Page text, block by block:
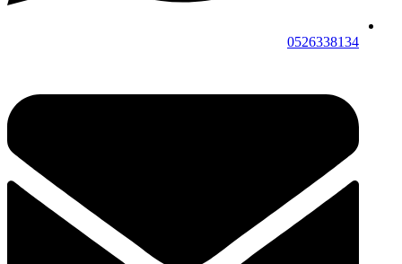
0526338134